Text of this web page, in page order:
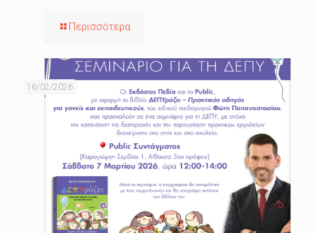
Περισσότερα
16/02/2026